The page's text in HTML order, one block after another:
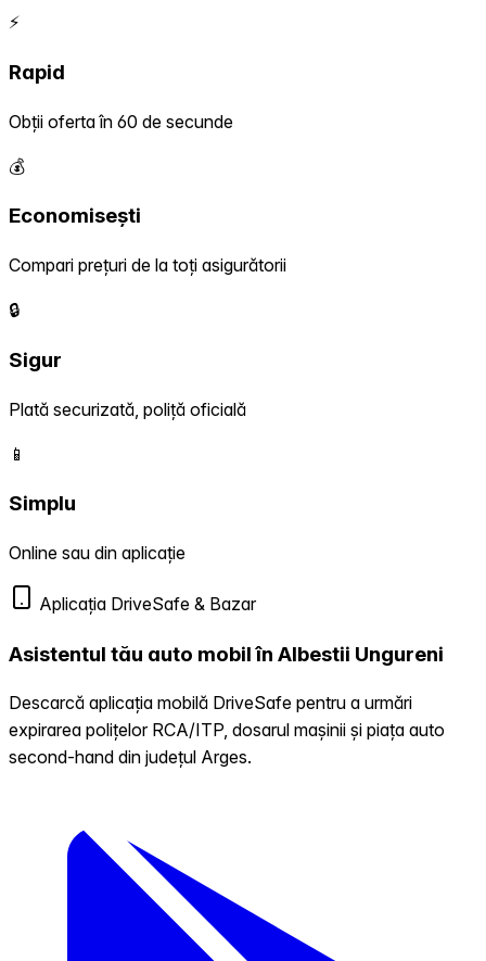
⚡
Rapid
Obții oferta în 60 de secunde
💰
Economisești
Compari prețuri de la toți asigurătorii
🔒
Sigur
Plată securizată, poliță oficială
📱
Simplu
Online sau din aplicație
Aplicația DriveSafe & Bazar
Asistentul tău auto mobil în Albestii Ungureni
Descarcă aplicația mobilă DriveSafe pentru a urmări
expirarea polițelor RCA/ITP, dosarul mașinii și piața auto
second-hand din județul Arges.